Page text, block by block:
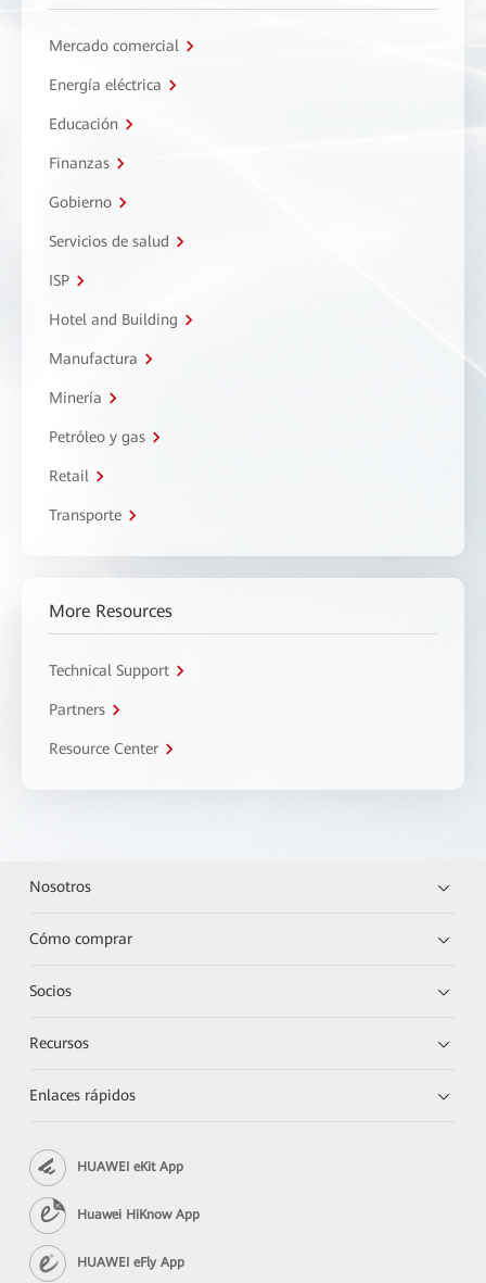
Mercado comercial
Energía eléctrica
Educación
Finanzas
Gobierno
Servicios de salud
ISP
Hotel and Building
Manufactura
Minería
Petróleo y gas
Retail
Transporte
More Resources
Technical Support
Partners
Resource Center
Nosotros
Cómo comprar
Socios
Recursos
Enlaces rápidos
HUAWEI eKit App
Huawei HiKnow App
HUAWEI eFly App